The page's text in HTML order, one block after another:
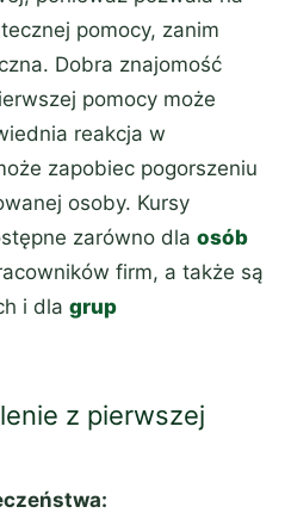
pomocy, zanim
Dobra znajomość
pomocy może
reakcja w
zapobiec pogorszeniu
osoby. Kursy
zarówno dla osób
firm, a także są
i dla grup
z pierwszej